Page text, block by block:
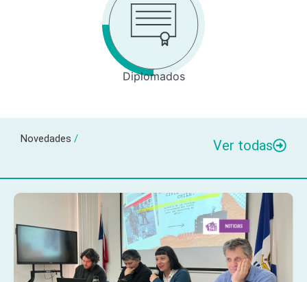
Diplomados
Novedades / Ver todas